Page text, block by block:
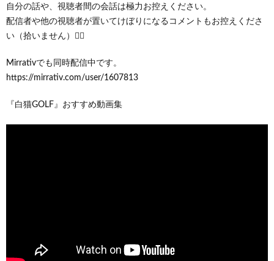
自分の話や、視聴者間の会話は極力お控えください。
配信者や他の視聴者が置いてけぼりになるコメントもお控えくださ
い（拾いません）🙇‍♂️
Mirrativでも同時配信中です。
https://mirrativ.com/user/1607813
『白猫GOLF』おすすめ動画集